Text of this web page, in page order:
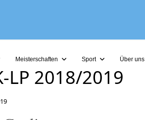
Meisterschaften Sport Über uns
LP 2018/2019